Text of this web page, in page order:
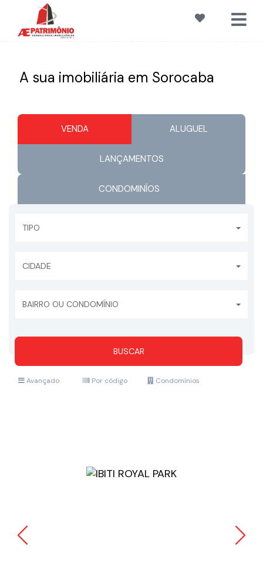
A sua imobiliária em Sorocaba
VENDA ALUGUEL
LANÇAMENTOS
CONDOMINÍOS
TIPO
CIDADE
BAIRRO OU CONDOMÍNIO
BUSCAR
Avançado Por código Condomínios